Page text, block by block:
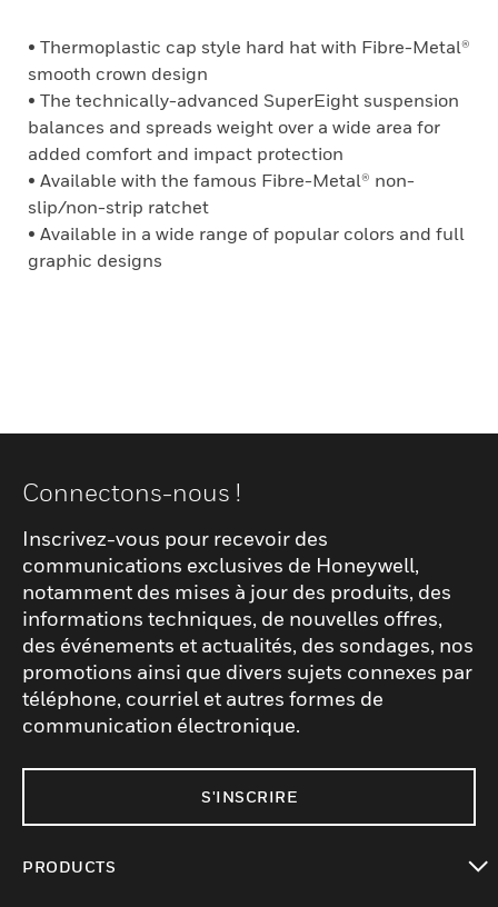
• Thermoplastic cap style hard hat with Fibre-Metal®
smooth crown design
• The technically-advanced SuperEight suspension
balances and spreads weight over a wide area for
added comfort and impact protection
• Available with the famous Fibre-Metal® non-
slip/non-strip ratchet
• Available in a wide range of popular colors and full
graphic designs
Connectons-nous !
Inscrivez-vous pour recevoir des
communications exclusives de Honeywell,
notamment des mises à jour des produits, des
informations techniques, de nouvelles offres,
des événements et actualités, des sondages, nos
promotions ainsi que divers sujets connexes par
téléphone, courriel et autres formes de
communication électronique.
S'INSCRIRE
PRODUCTS